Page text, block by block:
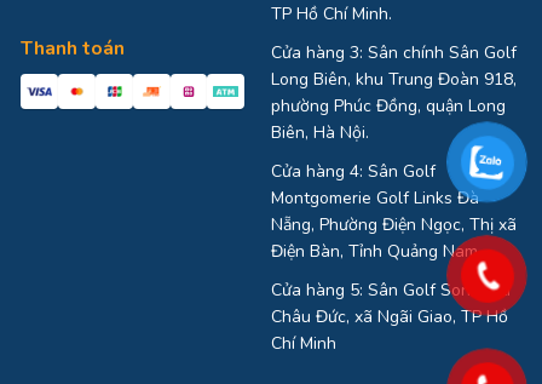
Thanh toán
TP Hồ Chí Minh.
Cửa hàng 3: Sân chính Sân Golf
Long Biên, khu Trung Đoàn 918,
phường Phúc Đồng, quận Long
Biên, Hà Nội.
Cửa hàng 4: Sân Golf
Montgomerie Golf Links Đà
Nẵng, Phường Điện Ngọc, Thị xã
Điện Bàn, Tỉnh Quảng Nam
Cửa hàng 5: Sân Golf Sonadezi
Châu Đức, xã Ngãi Giao, TP Hồ
Chí Minh